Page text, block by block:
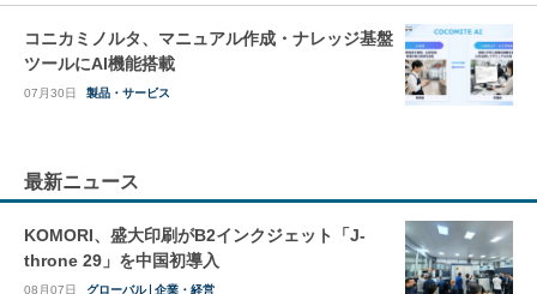
コニカミノルタ、マニュアル作成・ナレッジ基盤
ツールにAI機能搭載
07月30日 製品・サービス
最新ニュース
KOMORI、盛大印刷がB2インクジェット「J-
throne 29」を中国初導入
08月07日 グローバル 企業・経営